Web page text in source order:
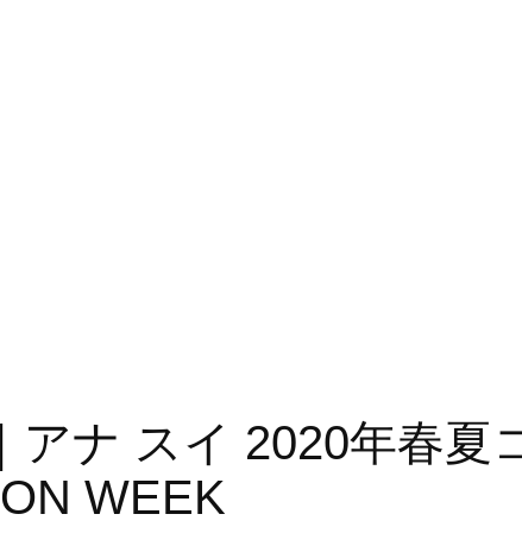
ナ スイ 2020年春夏
WEEK